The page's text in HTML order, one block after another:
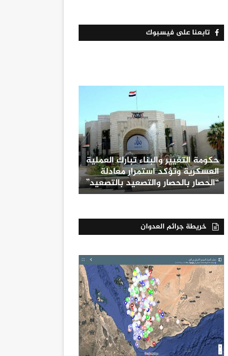
تابعنا على فيسبوك
حكومة التغيير والبناء تبارك العملية
العسكرية وتؤكد استمرار معادلة
“الحصار بالحصار والتصعيد بالتصعيد”
خريطة جرائم العدوان